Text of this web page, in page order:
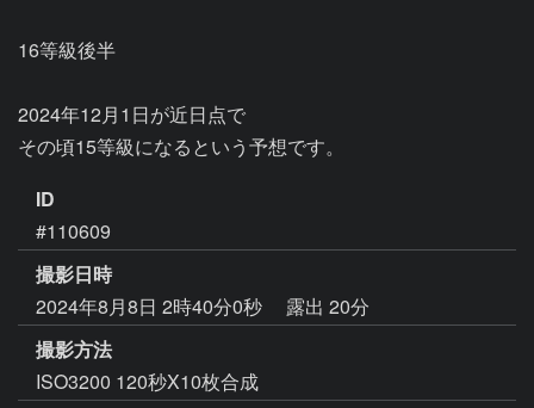
16等級後半
2024年12月1日が近日点で
その頃15等級になるという予想です。
ID
#110609
撮影日時
2024年8月8日 2時40分0秒
露出 20分
撮影方法
ISO3200 120秒X10枚合成